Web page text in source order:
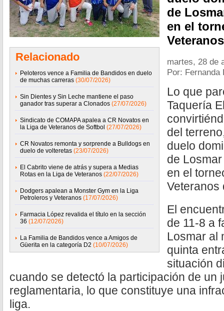
Relacionado
Peloteros vence a Familia de Bandidos en duelo
de muchas carreras (30/07/2026)
Sin Dientes y Sin Leche mantiene el paso
ganador tras superar a Clonados (27/07/2026)
Sindicato de COMAPA apalea a CR Novatos en
la Liga de Veteranos de Softbol (27/07/2026)
CR Novatos remonta y sorprende a Bulldogs en
duelo de volteretas (23/07/2026)
El Cabrito viene de atrás y supera a Medias
Rotas en la Liga de Veteranos (22/07/2026)
Dodgers apalean a Monster Gym en la Liga
Petroleros y Veteranos (17/07/2026)
Farmacia López revalida el título en la sección
36 (12/07/2026)
La Familia de Bandidos vence a Amigos de
Güerita en la categoría D2 (10/07/2026)
de
en el
martes, 28 de
Por: Fernanda
Lo que
Taquería
del
duelo
de
en el
Veteranos
El
de 11-8 a
Losmar al
quinta
situación
cuando se detectó la participación de un
reglamentaria, lo que constituye una
liga.